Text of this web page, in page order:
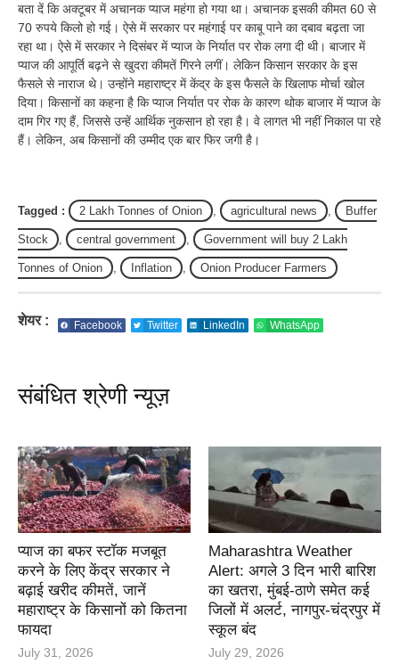
बता दें कि अक्टूबर में अचानक प्याज महंगा हो गया था। अचानक इसकी कीमत 60 से
70 रुपये किलो हो गई। ऐसे में सरकार पर महंगाई पर काबू पाने का दबाव बढ़ता जा
रहा था। ऐसे में सरकार ने दिसंबर में प्याज के निर्यात पर रोक लगा दी थी। बाजार में
प्याज की आपूर्ति बढ़ने से खुदरा कीमतें गिरने लगीं। लेकिन किसान सरकार के इस
फैसले से नाराज थे। उन्होंने महाराष्ट्र में केंद्र के इस फैसले के खिलाफ मोर्चा खोल
दिया। किसानों का कहना है कि प्याज निर्यात पर रोक के कारण थोक बाजार में प्याज के
दाम गिर गए हैं, जिससे उन्हें आर्थिक नुकसान हो रहा है। वे लागत भी नहीं निकाल पा रहे
हैं। लेकिन, अब किसानों की उम्मीद एक बार फिर जगी है।
Tagged : 2 Lakh Tonnes of Onion agricultural news Buffer
Stock central government Government will buy 2 Lakh
Tonnes of Onion Inflation Onion Producer Farmers
शेयर : Facebook Twitter LinkedIn WhatsApp
संबंधित श्रेणी न्यूज़
प्याज का बफर स्टॉक मजबूत
करने के लिए केंद्र सरकार ने
बढ़ाई खरीद कीमतें, जानें
महाराष्ट्र के किसानों को कितना
फायदा
July 31, 2026
Maharashtra Weather
Alert: अगले 3 दिन भारी बारिश
का खतरा, मुंबई-ठाणे समेत कई
जिलों में अलर्ट, नागपुर-चंद्रपुर में
स्कूल बंद
July 29, 2026